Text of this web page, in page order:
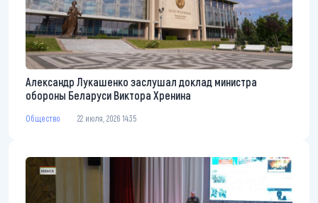
Александр Лукашенко заслушал доклад министра
обороны Беларуси Виктора Хренина
Общество 22 июля, 2026 14:35